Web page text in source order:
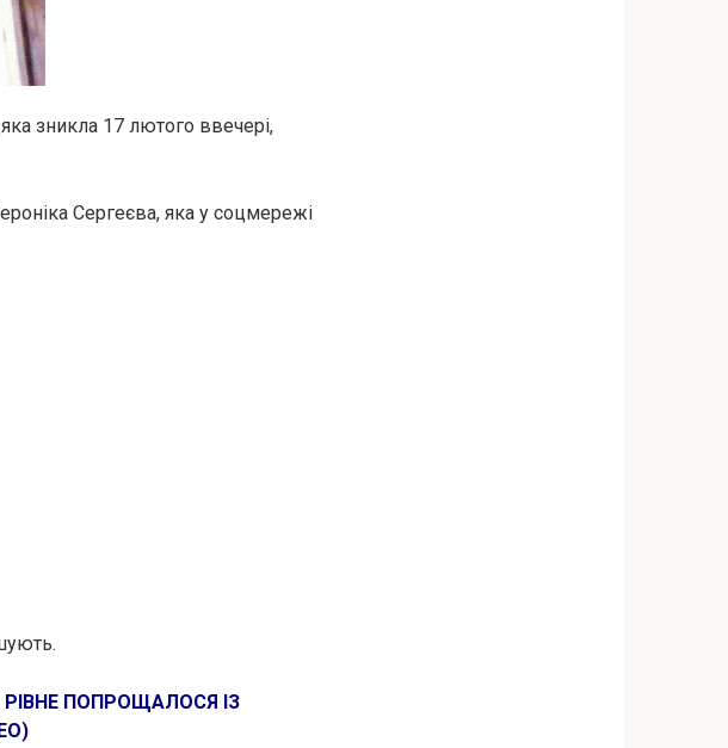
зникла 17 лютого ввечері,
Сергеєва, яка у соцмережі
ПОПРОЩАЛОСЯ ІЗ